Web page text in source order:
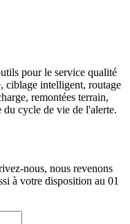
pour le service qualité
ciblage intelligent, routage
remontées terrain,
cycle de vie de l'alerte.
nous, nous revenons
à votre disposition au 01